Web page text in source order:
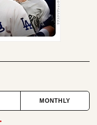
MONTHLY